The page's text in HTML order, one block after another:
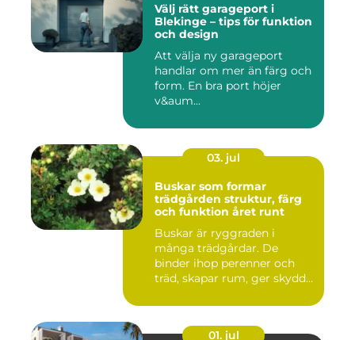
Välj rätt garageport i
Blekinge – tips för funktion
och design
Att välja ny garageport
handlar om mer än färg och
form. En bra port höjer
v&aum...
03. jul
Buskar som formar
trädgården struktur, färg
och funktion året runt
Buskar är ryggraden i
många trädgårdar. De
binder ihop perenner och
träd, skapar rum, ger skydd
01. jul